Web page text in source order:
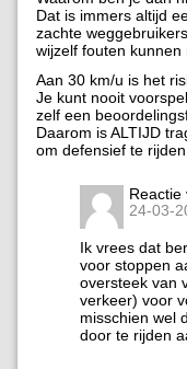
Dat is immers altijd
zachte
wijzelf fouten kunnen
Aan 30 km/u is het
Je kunt nooit
zelf een
Daarom is ALTIJD
om defensief te rijden.
Reactie
24-03-
Ik vrees dat
voor stoppen
oversteek van
verkeer) voor
misschien wel
door te rijden